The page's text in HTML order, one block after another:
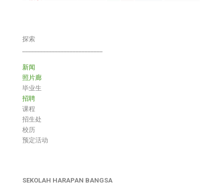
探索
新闻
照片廊
毕业生
招聘
课程
招生处
校历
预定活动
SEKOLAH HARAPAN BANGSA